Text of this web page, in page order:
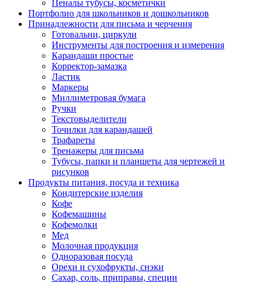
Пеналы тубусы, косметички
Портфолио для школьников и дошкольников
Принадлежности для письма и черчения
Готовальни, циркули
Инструменты для построения и измерения
Карандаши простые
Корректор-замазка
Ластик
Маркеры
Миллиметровая бумага
Ручки
Текстовыделители
Точилки для карандашей
Трафареты
Тренажеры для письма
Тубусы, папки и планшеты для чертежей и
рисунков
Продукты питания, посуда и техника
Кондитерские изделия
Кофе
Кофемашины
Кофемолки
Мед
Молочная продукция
Одноразовая посуда
Орехи и сухофрукты, снэки
Сахар, соль, приправы, специи